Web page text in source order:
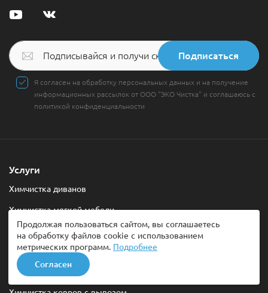
Я согласен на обработку персональных данных и на получение
информационных рассылок от ООО "ЭКО Чистка" и соглашаюсь с
политикой конфиденциальности
Подписаться
Услуги
Химчистка диванов
Химчистка мягкой мебели
Химчистка кожаной мебели
Химчистка матрасов
Химчистка ковров
Продолжая пользоваться сайтом, вы соглашаетесь
на обработку файлов cookie с использованием
метрических программ. Подробнее
Согласен